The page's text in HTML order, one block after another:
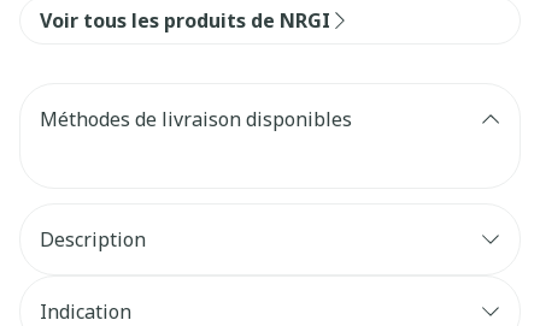
Voir tous les produits de NRGI
Méthodes de livraison disponibles
Description
Améliore le confort urinaire
Indication